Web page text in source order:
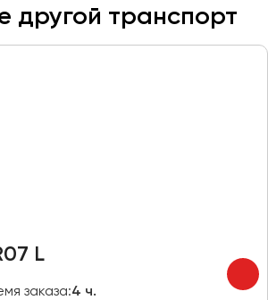
другой транспорт
L
заказа:4 ч.